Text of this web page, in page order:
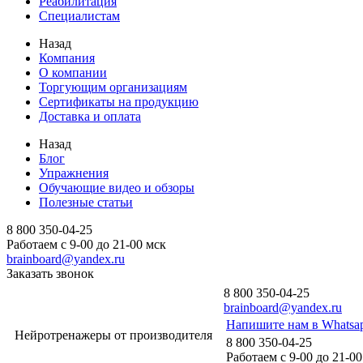
Специалистам
Назад
Компания
О компании
Торгующим организациям
Сертификаты на продукцию
Доставка и оплата
Назад
Блог
Упражнения
Обучающие видео и обзоры
Полезные статьи
8 800 350-04-25
Работаем с 9-00 до 21-00 мск
brainboard@yandex.ru
Заказать звонок
Нейротренажеры от производителя
8 800 350-04-25
brainboard@yandex.ru
Напишите нам в
8 800 350-04-25
Работаем с 9-00 до 21-